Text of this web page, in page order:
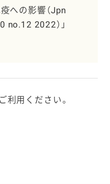
への影響（Jpn
2022）」
利用ください。